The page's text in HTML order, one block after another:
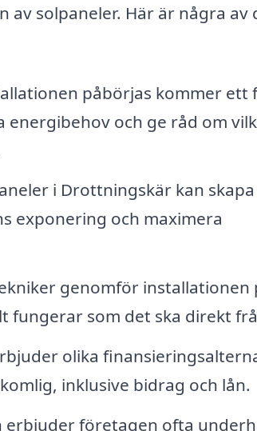
solpaneler. Här är några av
påbörjas kommer ett
och ge råd om
i Drottningskär kan
exponering och maximera
genomför installationen
fungerar som det ska direkt
olika
inklusive bidrag och lån.
erbjuder företagen ofta